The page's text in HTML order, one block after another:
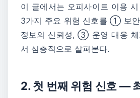
이 글에서는 오피사이트 이용
3가지 주요 위험 신호를 ① 보
정보의 신뢰성, ③ 운영 대응 체
서 심층적으로 살펴본다.
2. 첫 번째 위험 신호 ―